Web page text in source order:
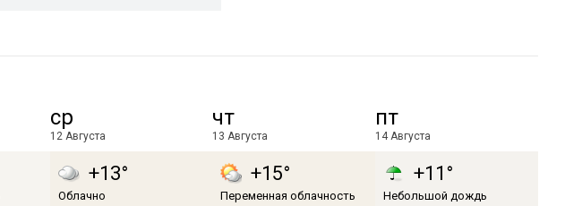
ср
12 Августа
+13°
Облачно
чт
13 Августа
+15°
Переменная облачность
пт
14 Августа
+11°
Небольшой дождь